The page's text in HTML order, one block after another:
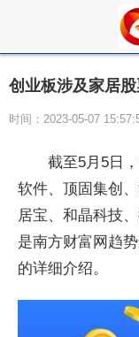
创业板涉及家居
时间：2023-05-07
截至5月5日
软件、顶固集创
居宝、和晶科技
是南方财富网趋
的详细介绍。